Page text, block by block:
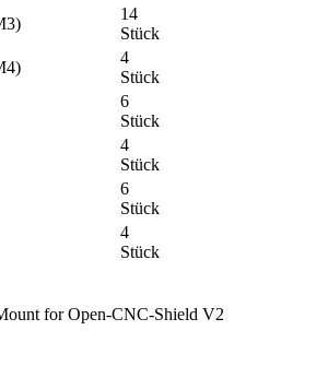
14
Stück
4
Stück
6
Stück
4
Stück
6
Stück
4
Stück
for Open-CNC-Shield V2